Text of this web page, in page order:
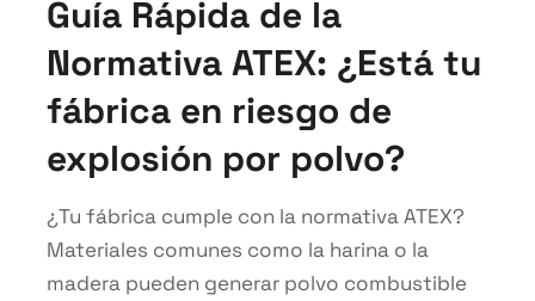
Guía Rápida de la
Normativa ATEX: ¿Está tu
fábrica en riesgo de
explosión por polvo?
¿Tu fábrica cumple con la normativa ATEX?
Materiales comunes como la harina o la
madera pueden generar polvo combustible